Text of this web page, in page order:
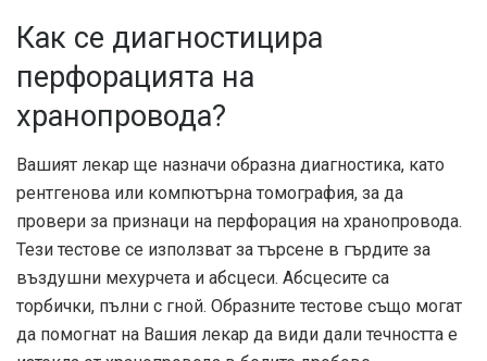
Как се диагностицира
перфорацията на
хранопровода?
Вашият лекар ще назначи образна диагностика, като
рентгенова или компютърна томография, за да
провери за признаци на перфорация на хранопровода.
Тези тестове се използват за търсене в гърдите за
въздушни мехурчета и абсцеси. Абсцесите са
торбички, пълни с гной. Образните тестове също могат
да помогнат на Вашия лекар да види дали течността е